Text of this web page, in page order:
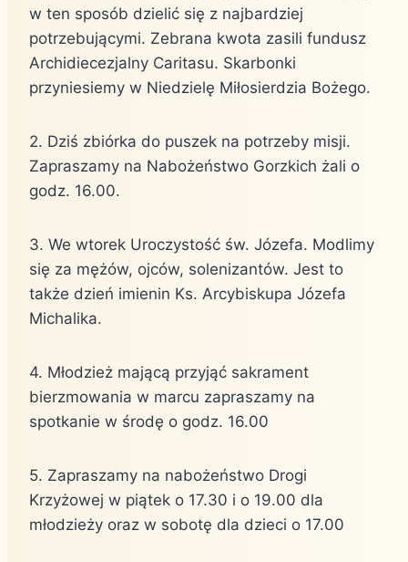
w ten sposób dzielić się z najbardziej
potrzebującymi. Zebrana kwota zasili fundusz
Archidiecezjalny Caritasu. Skarbonki
przyniesiemy w Niedzielę Miłosierdzia Bożego.
2. Dziś zbiórka do puszek na potrzeby misji.
Zapraszamy na Nabożeństwo Gorzkich żali o
godz. 16.00.
3. We wtorek Uroczystość św. Józefa. Modlimy
się za mężów, ojców, solenizantów. Jest to
także dzień imienin Ks. Arcybiskupa Józefa
Michalika.
4. Młodzież mającą przyjąć sakrament
bierzmowania w marcu zapraszamy na
spotkanie w środę o godz. 16.00
5. Zapraszamy na nabożeństwo Drogi
Krzyżowej w piątek o 17.30 i o 19.00 dla
młodzieży oraz w sobotę dla dzieci o 17.00